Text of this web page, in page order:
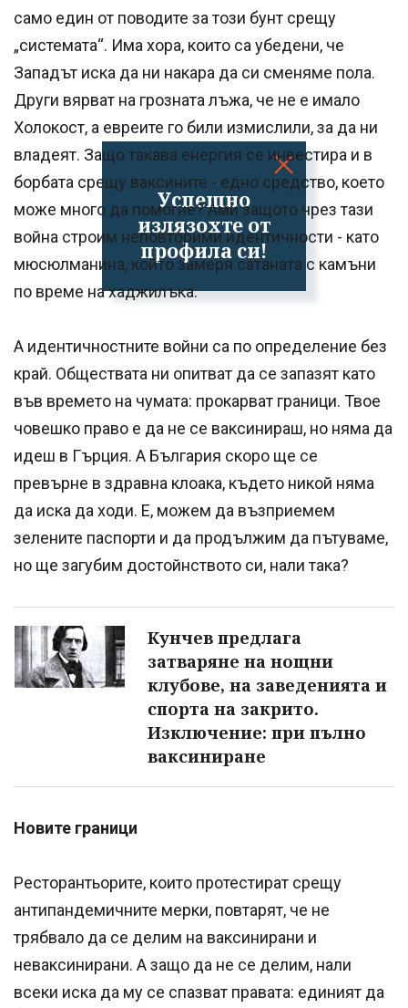
Успешно
излязохте от
профила си!
само един от поводите за този бунт срещу
„системата“. Има хора, които са убедени, че
Западът иска да ни накара да си сменяме пола.
Други вярват на грозната лъжа, че не е имало
Холокост, а евреите го били измислили, за да ни
владеят. Защо такава енергия се инвестира и в
борбата срещу ваксините - едно средство, което
може много да помогне? Ами защото чрез тази
война строим неповторими идентичности - като
мюсюлманина, който замеря сатаната с камъни
по време на хаджилъка.
А идентичностните войни са по определение без
край. Обществата ни опитват да се запазят като
във времето на чумата: прокарват граници. Твое
човешко право е да не се ваксинираш, но няма да
идеш в Гърция. А България скоро ще се
превърне в здравна клоака, където никой няма
да иска да ходи. Е, можем да възприемем
зелените паспорти и да продължим да пътуваме,
но ще загубим достойнството си, нали така?
Кунчев предлага
затваряне на нощни
клубове, на заведенията и
спорта на закрито.
Изключение: при пълно
ваксиниране
Новите граници
Ресторантьорите, които протестират срещу
антипандемичните мерки, повтарят, че не
трябвало да се делим на ваксинирани и
неваксинирани. А защо да не се делим, нали
всеки иска да му се спазват правата: единият да